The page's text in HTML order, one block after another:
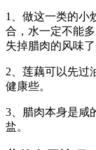
1、做这一类的小
合，水一定不能
失掉腊肉的风味了
2、莲藕可以先过
健康些。
3、腊肉本身是咸
盐。